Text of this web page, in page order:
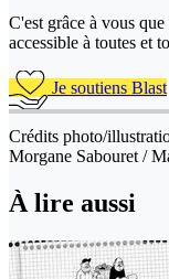
C'est grâce à vous
accessible à toutes et
Je soutiens Blast
Crédits photo/
Morgane Sabouret /
À lire aussi